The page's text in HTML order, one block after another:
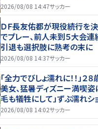
級に可愛すぎ」
2026/08/08 14:47サッカー
ＤＦ長友佑都が現役続行を
でプレー、前人未到５大会
引退も選択肢に熟考の末に
2026/08/08 14:37サッカー
「全力でびしょ濡れに！！」
美女、猛暑ディズニー満喫
毛も犠牲にして」ずぶ濡れシ
る」「女優さんかと」
2026/08/08 14:02サッカー